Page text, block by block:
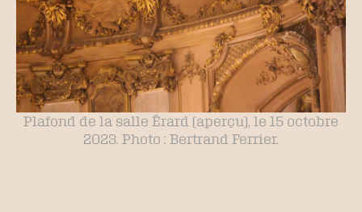
Plafond de la salle Érard (aperçu), le 15 octobre
2023. Photo : Bertrand Ferrier.